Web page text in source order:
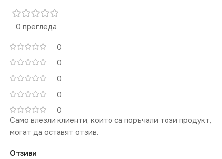
0 прегледа
0
0
0
0
0
Отзиви
Само влезли клиенти, които са поръчали този продукт,
могат да оставят отзив.